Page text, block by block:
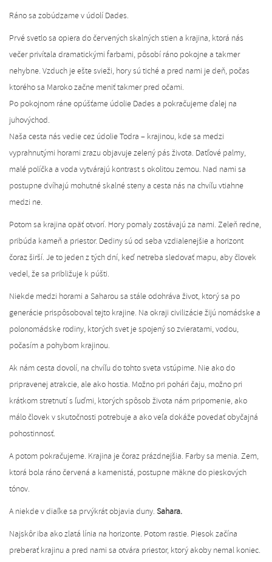
Ráno sa zobúdzame v údolí Dades.
Prvé svetlo sa opiera do červených skalných stien a krajina, ktorá nás
večer privítala dramatickými farbami, pôsobí ráno pokojne a takmer
nehybne. Vzduch je ešte svieži, hory sú tiché a pred nami je deň, počas
ktorého sa Maroko začne meniť takmer pred očami.
Po pokojnom ráne opúšťame údolie Dades a pokračujeme ďalej na
juhovýchod.
Naša cesta nás vedie cez údolie Todra – krajinou, kde sa medzi
vyprahnutými horami zrazu objavuje zelený pás života. Datľové palmy,
malé políčka a voda vytvárajú kontrast s okolitou zemou. Nad nami sa
postupne dvíhajú mohutné skalné steny a cesta nás na chvíľu vtiahne
medzi ne.
Potom sa krajina opäť otvorí. Hory pomaly zostávajú za nami. Zeleň redne,
pribúda kameň a priestor. Dediny sú od seba vzdialenejšie a horizont
čoraz širší. Je to jeden z tých dní, keď netreba sledovať mapu, aby človek
vedel, že sa približuje k púšti.
Niekde medzi horami a Saharou sa stále odohráva život, ktorý sa po
generácie prispôsoboval tejto krajine. Na okraji civilizácie žijú nomádske a
polonomádske rodiny, ktorých svet je spojený so zvieratami, vodou,
počasím a pohybom krajinou.
Ak nám cesta dovolí, na chvíľu do tohto sveta vstúpime. Nie ako do
pripravenej atrakcie, ale ako hostia. Možno pri pohári čaju, možno pri
krátkom stretnutí s ľuďmi, ktorých spôsob života nám pripomenie, ako
málo človek v skutočnosti potrebuje a ako veľa dokáže povedať obyčajná
pohostinnosť.
A potom pokračujeme. Krajina je čoraz prázdnejšia. Farby sa menia. Zem,
ktorá bola ráno červená a kamenistá, postupne mäkne do pieskových
tónov.
A niekde v diaľke sa prvýkrát objavia duny. Sahara.
Najskôr iba ako zlatá línia na horizonte. Potom rastie. Piesok začína
preberať krajinu a pred nami sa otvára priestor, ktorý akoby nemal koniec.